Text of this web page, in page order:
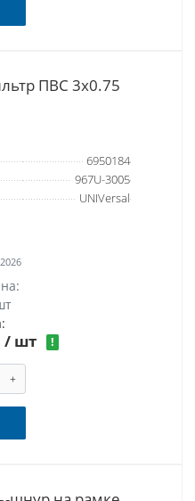
ПВС 3х0.75
6950184
967U-3005
UNIVersal
/ шт !
+